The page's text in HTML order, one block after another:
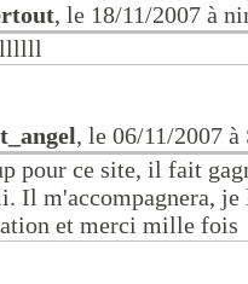
, le 18/11/2007 à
, le 06/11/2007
pour ce site, il fait
Il m'accompagnera, je
et merci mille fois